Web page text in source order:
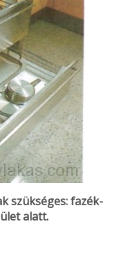
szükséges: fazék­
alatt.